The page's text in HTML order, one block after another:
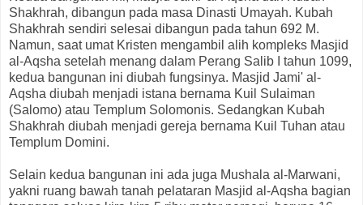
Shakhrah, dibangun pada masa Dinasti Umayah. Kubah
Shakhrah sendiri selesai dibangun pada tahun 692 M.
Namun, saat umat Kristen mengambil alih kompleks Masjid
al-Aqsha setelah menang dalam Perang Salib I tahun 1099,
kedua bangunan ini diubah fungsinya. Masjid Jami' al-
Aqsha diubah menjadi istana bernama Kuil Sulaiman
(Salomo) atau Templum Solomonis. Sedangkan Kubah
Shakhrah diubah menjadi gereja bernama Kuil Tuhan atau
Templum Domini.
Selain kedua bangunan ini ada juga Mushala al-Marwani,
yakni ruang bawah tanah pelataran Masjid al-Aqsha bagian